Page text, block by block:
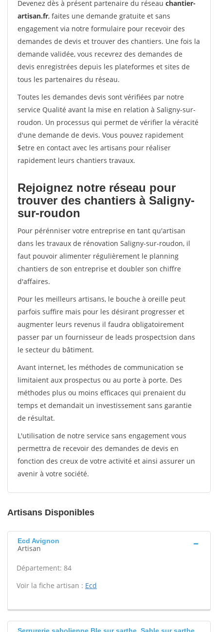
Devenez dès à présent partenaire du réseau chantier-
artisan.fr, faites une demande gratuite et sans
engagement via notre formulaire pour recevoir des
demandes de devis et trouver des chantiers. Une fois la
demande validée, vous recevrez des demandes de
devis enregistrées depuis les plateformes et sites de
tous les partenaires du réseau.
Toutes les demandes devis sont vérifiées par notre
service Qualité avant la mise en relation à Saligny-sur-
roudon. Un processus qui permet de vérifier la véracité
d'une demande de devis. Vous pouvez rapidement
$etre en contact avec les artisans pour réaliser
rapidement leurs chantiers travaux.
Rejoignez notre réseau pour
trouver des chantiers à Saligny-
sur-roudon
Pour pérénniser votre entreprise en tant qu'artisan
dans les travaux de rénovation Saligny-sur-roudon, il
faut pouvoir alimenter régulièrement le planning
chantiers de son entreprise et doubler son chiffre
d'affaires.
Pour les meilleurs artisans, le bouche à oreille peut
parfois suffire mais pour les désirant progresser et
augmenter leurs revenus il faudra obligatoirement
passer par un fournisseur de leads prospectsion dans
le secteur du bâtiment.
Avant internet, les méthodes de communication se
limitaient aux prospectus ou au porte à porte. Des
méthodes plus ou moins efficaces qui prenaient du
temps et demandait un investissement sans garantie
de résultat.
L'utilisation de notre service sans engagement vous
permettra de recevoir des demandes de devis en
fonction des creux de votre activité et ainsi assurer un
avenir à votre société.
Artisans Disponibles
Ecd Avignon
Artisan
Département: 84
Voir la fiche artisan : Ecd